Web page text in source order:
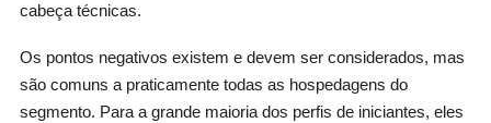
cabeça técnicas.
Os pontos negativos existem e devem ser considerados, mas
são comuns a praticamente todas as hospedagens do
segmento. Para a grande maioria dos perfis de iniciantes, eles